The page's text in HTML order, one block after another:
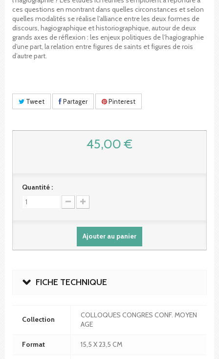
ces questions en montrant dans quelles circonstances et selon
quelles modalités se réalise l’alliance entre les deux formes de
discours, hagiographique et historiographique, autour de deux
grands axes de réflexion : les enjeux politiques de l’hagiographie
d’une part, la relation entre figures de saints et figures de rois
d’autre part.
Tweet Partager Pinterest
45,00 €
Quantité :
Ajouter au panier
FICHE TECHNIQUE
Collection
COLLOQUES CONGRES CONF. MOYEN
AGE
Format 15,5 X 23,5 CM